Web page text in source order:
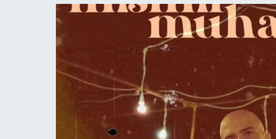
Gündem
KKTC YEREL SEÇİM 2018
Kültür Sanat